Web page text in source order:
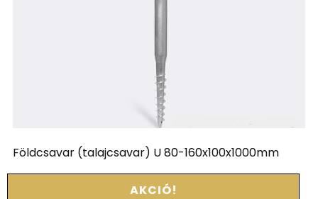
Földcsavar (talajcsavar) U 80-160x100x1000mm
AKCIÓ!